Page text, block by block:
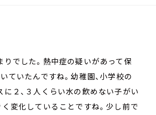
でした。熱中症の疑いがあって保
ていたんですね。幼稚園、小学校の
２、３人くらい水の飲めない子がい
変化していることですね。少し前で